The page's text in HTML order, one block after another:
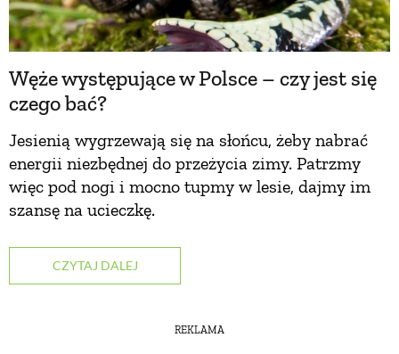
Węże występujące w Polsce – czy jest się
czego bać?
Jesienią wygrzewają się na słońcu, żeby nabrać
energii niezbędnej do przeżycia zimy. Patrzmy
więc pod nogi i mocno tupmy w lesie, dajmy im
szansę na ucieczkę.
CZYTAJ DALEJ
REKLAMA